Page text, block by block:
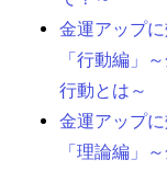
金運アップ
「行動編」
行動とは～
金運アップ
「理論編」